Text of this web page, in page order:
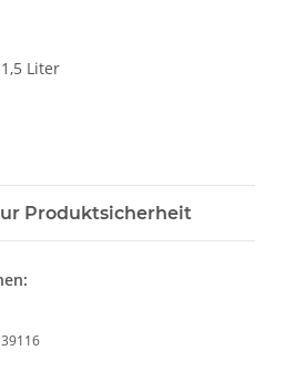
Liter
Produktsicherheit